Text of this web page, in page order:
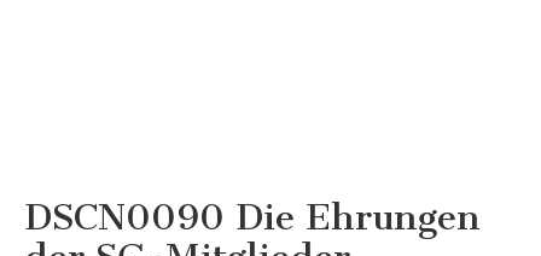
DSCN0090 Die Ehrungen